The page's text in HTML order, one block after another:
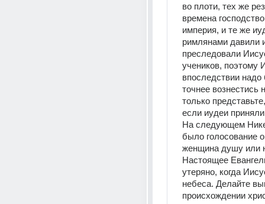
во плоти, тех же
времена
империя, и те же
римлянами давили
преследовали
учеников, поэтому
впоследствии
точнее вознестись
только
если иудеи
На следующем
было голосование
женщина душу или
Настоящее
утеряно, когда
небеса. Делайте
происхождении